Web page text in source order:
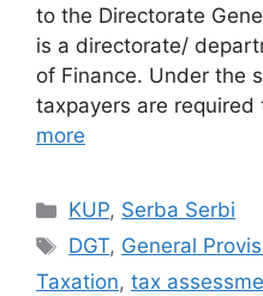
to the Directorate
is a directorate/
of Finance. Under the
taxpayers are
more
Categories
KUP, Serba Serbi
Tags
DGT, General
Taxation, tax